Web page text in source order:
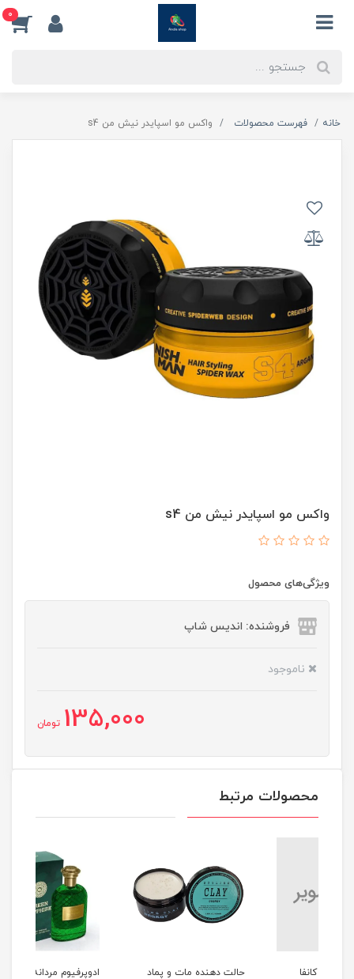
0
خانه فهرست محصولات واکس مو اسپایدر نیش من s4
واکس مو اسپایدر نیش من s4
ویژگی‌های محصول
فروشنده: اندیس شاپ
ناموجود
135,000 تومان
محصولات مرتبط
حالت دهنده مات و پماد
ادوپرفیوم مردانه 100میل